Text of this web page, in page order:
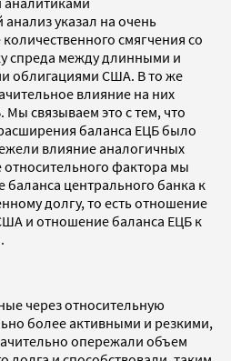
анализ указал на очень
смягчения со
спреда между длинными и
облигациями США. В то же
влияние на них
связываем это с тем, что
баланса ЕЦБ было
влияние аналогичных
относительного фактора мы
центрального банка к
долгу, то есть отношение
и отношение баланса ЕЦБ к
через относительную
более активными и резкими,
опережали объем